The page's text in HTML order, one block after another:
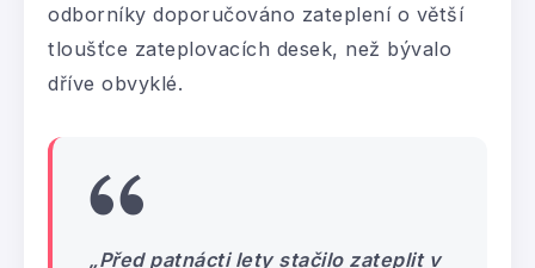
odborníky doporučováno zateplení o větší
tloušťce zateplovacích desek, než bývalo
dříve obvyklé.
„Před patnácti lety stačilo zateplit v